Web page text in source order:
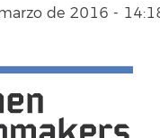
de 2016 -